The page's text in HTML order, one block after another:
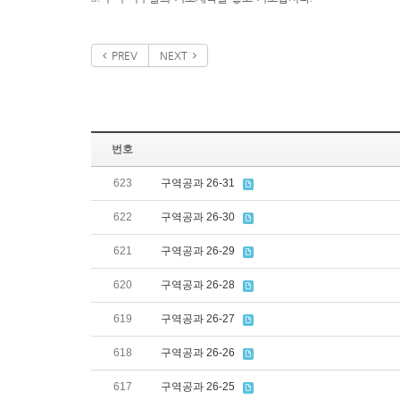
PREV NEXT
번호
623 구역공과 26-31
622 구역공과 26-30
621 구역공과 26-29
620 구역공과 26-28
619 구역공과 26-27
618 구역공과 26-26
617 구역공과 26-25